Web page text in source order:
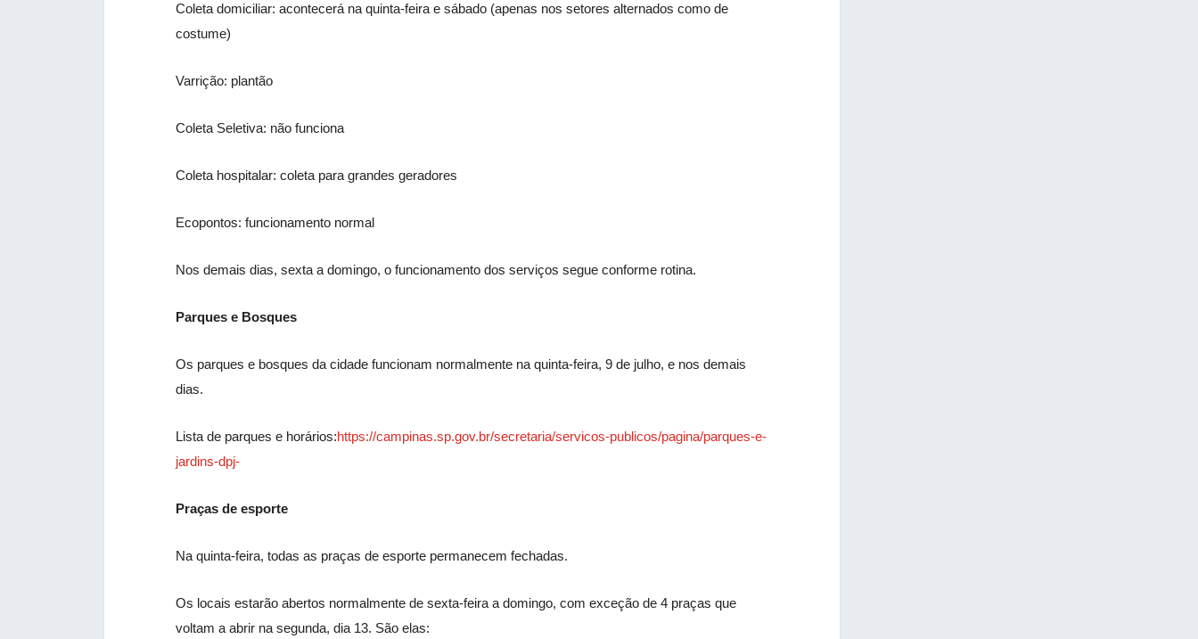
Coleta domiciliar: acontecerá na quinta-feira e sábado (apenas nos setores alternados como de
costume)
Varrição: plantão
Coleta Seletiva: não funciona
Coleta hospitalar: coleta para grandes geradores
Ecopontos: funcionamento normal
Nos demais dias, sexta a domingo, o funcionamento dos serviços segue conforme rotina.
Parques e Bosques
Os parques e bosques da cidade funcionam normalmente na quinta-feira, 9 de julho, e nos demais
dias.
Lista de parques e horários:https://campinas.sp.gov.br/secretaria/servicos-publicos/pagina/parques-e-
jardins-dpj-
Praças de esporte
Na quinta-feira, todas as praças de esporte permanecem fechadas.
Os locais estarão abertos normalmente de sexta-feira a domingo, com exceção de 4 praças que
voltam a abrir na segunda, dia 13. São elas: